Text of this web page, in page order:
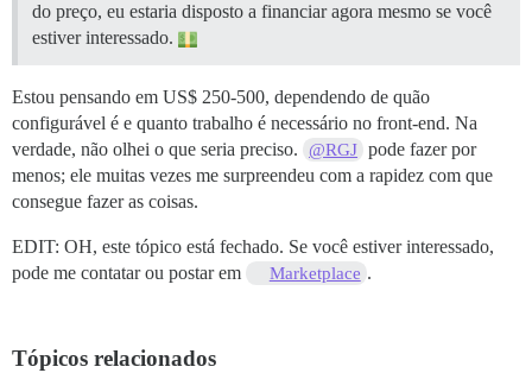
do preço, eu estaria disposto a financiar agora mesmo se você
estiver interessado.
Estou pensando em US$ 250-500, dependendo de quão
configurável é e quanto trabalho é necessário no front-end. Na
verdade, não olhei o que seria preciso.
@RGJ pode fazer por
menos; ele muitas vezes me surpreendeu com a rapidez com que
consegue fazer as coisas.
EDIT: OH, este tópico está fechado. Se você estiver interessado,
pode me contatar ou postar em
Marketplace .
Tópicos relacionados